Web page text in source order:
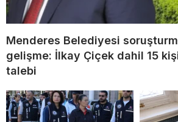
Menderes Belediyesi
gelişme: İlkay Çiçek dahil 15
talebi